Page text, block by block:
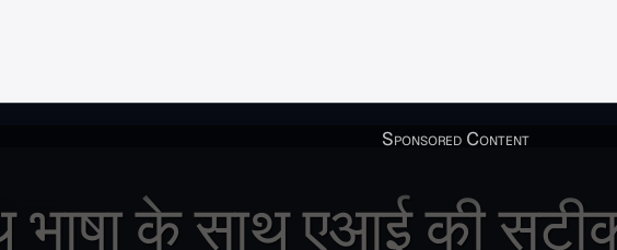
भाषा के साथ एआई की